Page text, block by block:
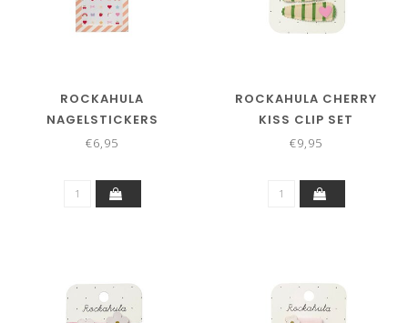
ROCKAHULA
NAGELSTICKERS
€6,95
ROCKAHULA CHERRY
KISS CLIP SET
€9,95